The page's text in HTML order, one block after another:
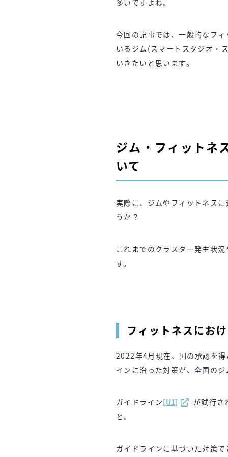
今回の記事では、一般的なフ
いるジム(スマートスタジオ・
いきたいと思います。
ジム・フィットネ
いて
実際に、ジムやフィットネス
うか？
これまでのクラスター発生状
す。
フィットネスにお
2022年4月現在、国の承認を
インに沿った対策が、全国の
ガイドライン[U1]
が試行さ
と。
ガイドラインに基づいた対策